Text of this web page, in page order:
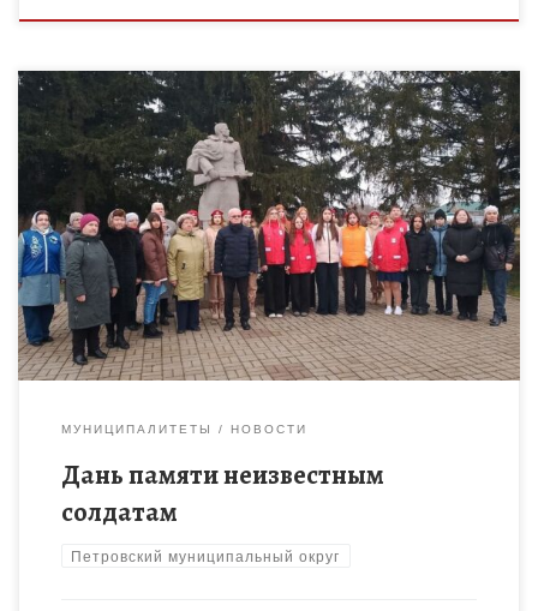
У памятника неизвестному солдату возле Избердеевской
средней школы Петровского МО сегодня, 3 декабря,
состоялся митинг, приуроченный ко Дню Неизвестного
Солдата и посвящённый 80-й годовщине Победы […]
МУНИЦИПАЛИТЕТЫ НОВОСТИ
Дань памяти неизвестным
солдатам
Петровский муниципальный округ